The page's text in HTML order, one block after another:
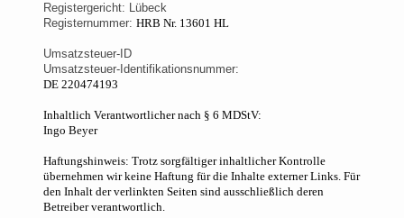
Registergericht: Lübeck
Registernummer: HRB Nr. 13601 HL
Umsatzsteuer-ID
Umsatzsteuer-Identifikationsnummer:
DE 220474193
Inhaltlich Verantwortlicher nach § 6 MDStV:
Ingo Beyer
Haftungshinweis: Trotz sorgfältiger inhaltlicher Kontrolle
übernehmen wir keine Haftung für die Inhalte externer Links. Für
den Inhalt der verlinkten Seiten sind ausschließlich deren
Betreiber verantwortlich.